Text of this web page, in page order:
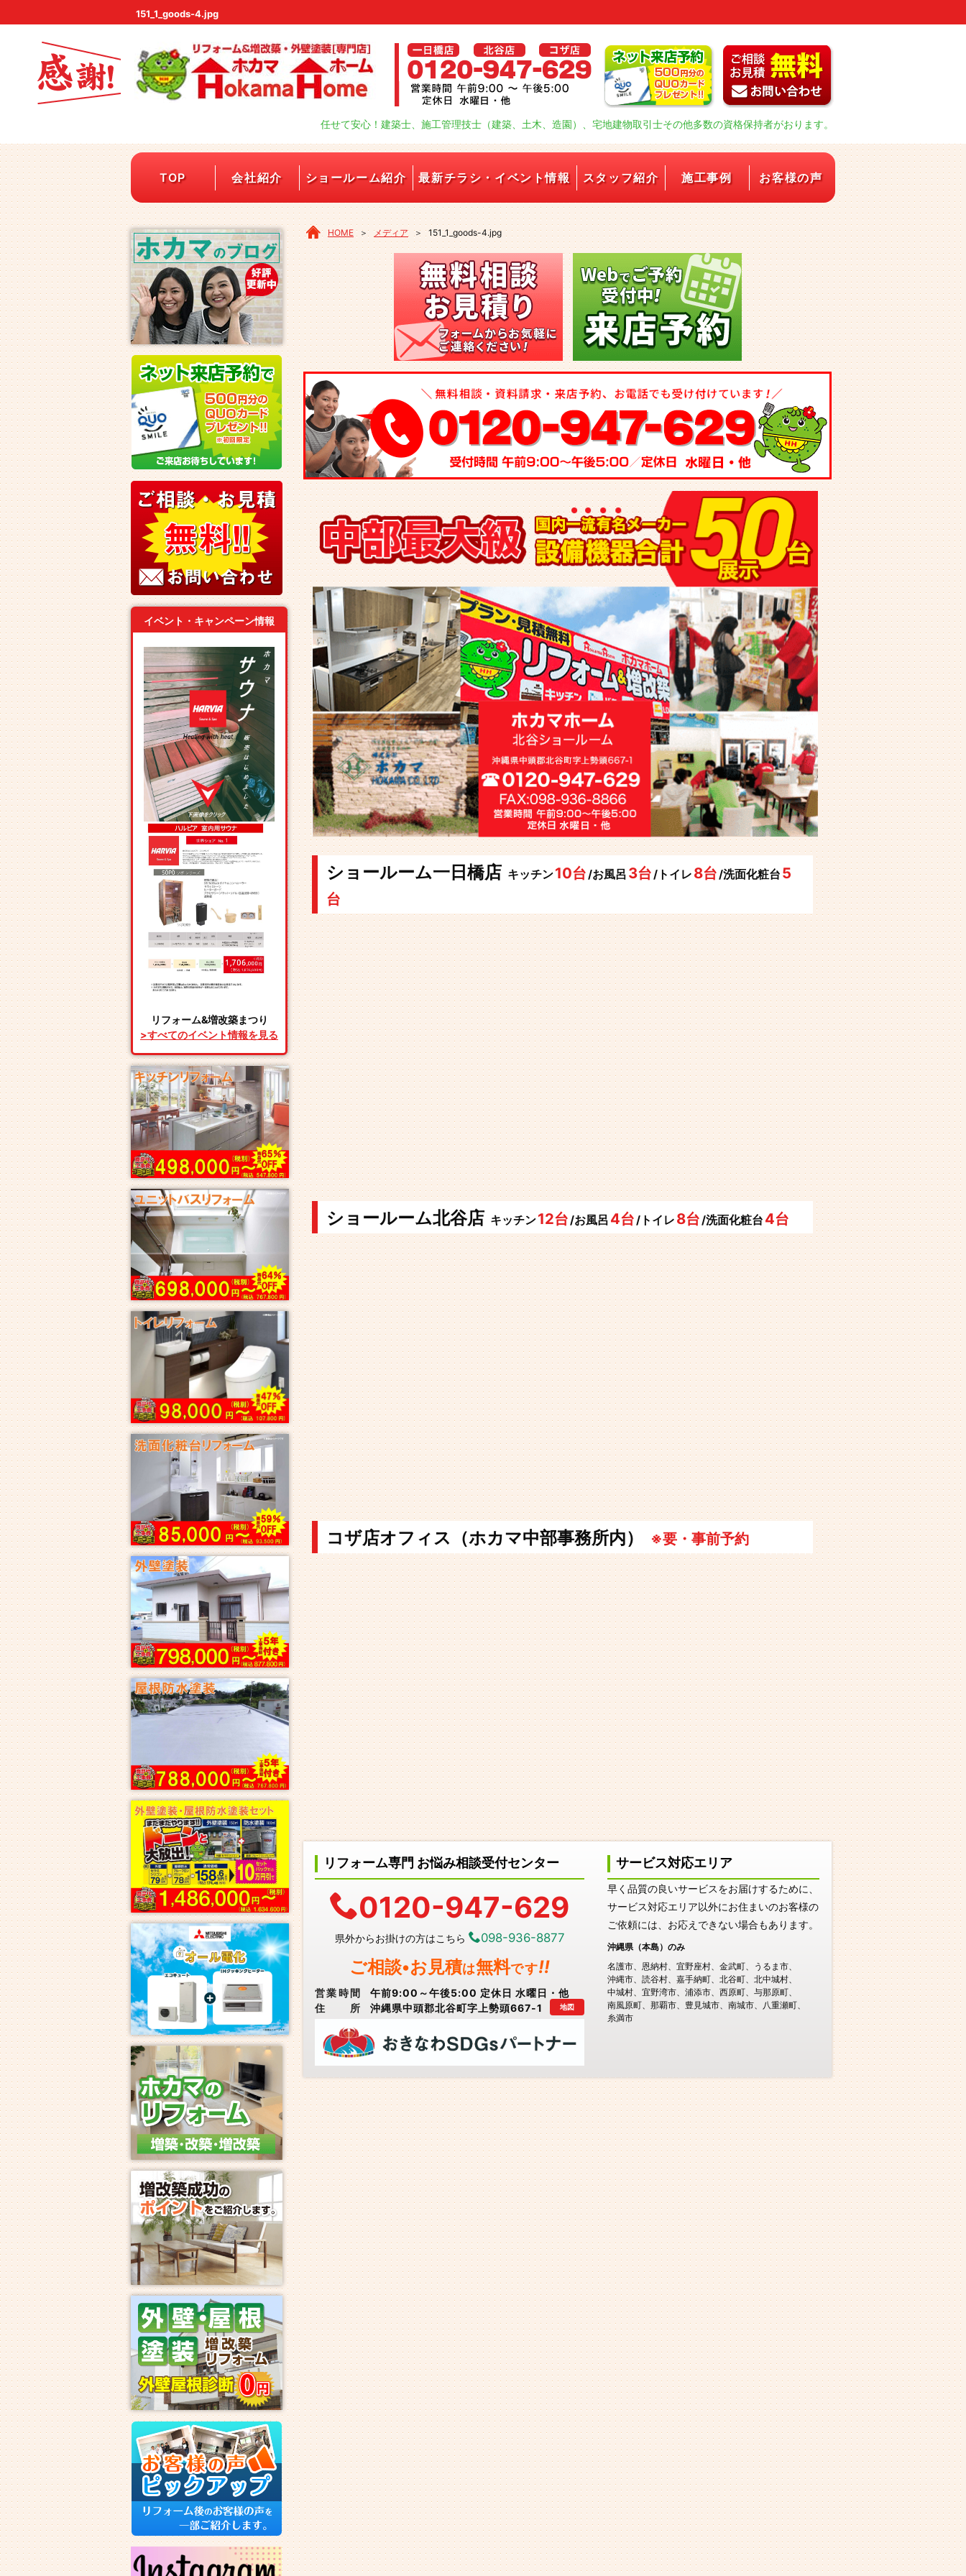
151_1_goods-4.jpg
任せて安心！建築士、施工管理技士（建築、土木、造園）、宅地建物取引士その他多数の資格保持者がおります。
TOP 会社紹介 ショールーム紹介 最新チラシ・イベント情報 スタッフ紹介 施工事例 お客様の声
HOME ＞ メディア ＞ 151_1_goods-4.jpg
ショールーム一日橋店 キッチン10台/お風呂 3台/トイレ 8台/洗面化粧台 5
台
ショールーム北谷店 キッチン12台/お風呂 4台/トイレ 8台/洗面化粧台 4台
コザ店オフィス（ホカマ中部事務所内） ※要・事前予約
リフォーム専門 お悩み相談受付センター
0120-947-629
県外からお掛けの方はこちら 098-936-8877
ご相談•お見積は無料です!!
営業時間
午前9:00～午後5:00 定休日 水曜日・他
住所
沖縄県中頭郡北谷町字上勢頭667-1 地図
サービス対応エリア
早く品質の良いサービスをお届けするために、
サービス対応エリア以外にお住まいのお客様の
ご依頼には、お応えできない場合もあります。
沖縄県（本島）のみ
名護市
恩納村 宜野座村 金武町
うるま市
沖縄市
読谷村 嘉手納町 北谷町
北中城村
中城村
宜野湾市 浦添市 西原町
与那原町
南風原町
那覇市 豊見城市 南城市
八重瀬町
糸満市
イベント・キャンペーン情報
リフォーム&増改築まつり
>すべてのイベント情報を見る